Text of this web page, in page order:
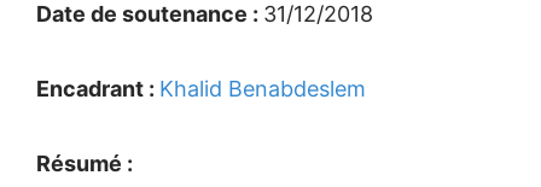
Date de soutenance : 31/12/2018
Encadrant : Khalid Benabdeslem
Résumé :